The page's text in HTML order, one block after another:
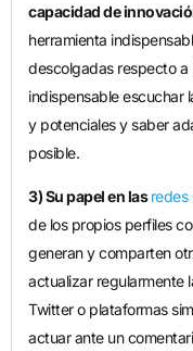
capacidad de
herramienta
descolgadas respecto a
indispensable escuchar
y potenciales y saber
posible.
3) Su papel en lasredes
de los propios perfiles
generan y comparten
actualizar regularmente
Twitter o plataformas
actuar ante un